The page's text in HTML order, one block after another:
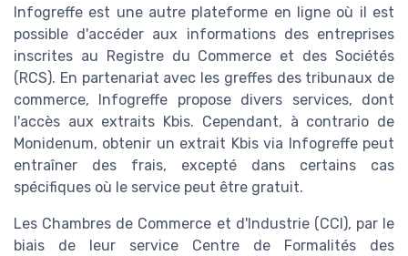
Infogreffe est une autre plateforme en ligne où il est
possible d'accéder aux informations des entreprises
inscrites au Registre du Commerce et des Sociétés
(RCS). En partenariat avec les greffes des tribunaux de
commerce, Infogreffe propose divers services, dont
l'accès aux extraits Kbis. Cependant, à contrario de
Monidenum, obtenir un extrait Kbis via Infogreffe peut
entraîner des frais, excepté dans certains cas
spécifiques où le service peut être gratuit.
Les Chambres de Commerce et d'Industrie (CCI), par le
biais de leur service Centre de Formalités des